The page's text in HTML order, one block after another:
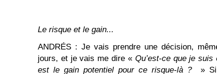
Le risque et le gain...
ANDRÉS : Je vais prendre une décision,
jours, et je vais me dire « Qu’est-ce que je
est le gain potentiel pour ce risque-là ?
»